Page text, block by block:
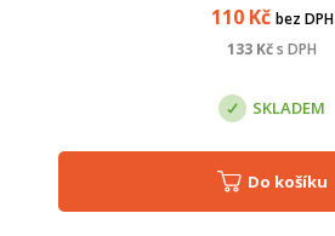
110Kč bez DPH
133 Kčs DPH
SKLADEM
Do košíku